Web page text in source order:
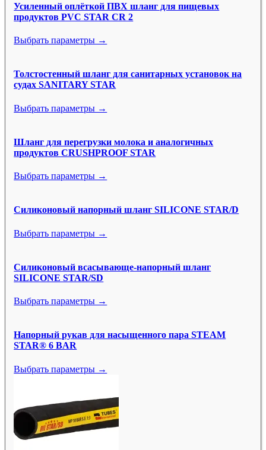
Усиленный оплёткой ПВХ шланг для пищевых
продуктов PVC STAR CR 2
Выбрать параметры →
Толстостенный шланг для санитарных установок на
судах SANITARY STAR
Выбрать параметры →
Шланг для перегрузки молока и аналогичных
продуктов CRUSHPROOF STAR
Выбрать параметры →
Силиконовый напорный шланг SILICONE STAR/D
Выбрать параметры →
Силиконовый всасывающе-напорный шланг
SILICONE STAR/SD
Выбрать параметры →
Напорный рукав для насыщенного пара STEAM
STAR® 6 BAR
Выбрать параметры →